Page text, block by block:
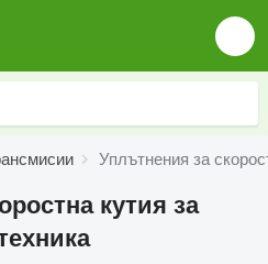
Уплътнения за
кутия за